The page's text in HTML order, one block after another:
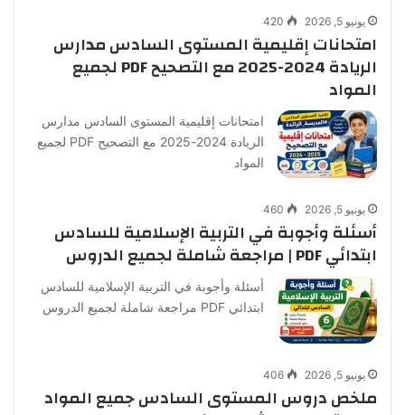
يونيو 5, 2026 420
امتحانات إقليمية المستوى السادس مدارس
الريادة 2024-2025 مع التصحيح PDF لجميع
المواد
امتحانات إقليمية المستوى السادس مدارس
الريادة 2024-2025 مع التصحيح PDF لجميع
المواد
يونيو 5, 2026 460
أسئلة وأجوبة في التربية الإسلامية للسادس
ابتدائي PDF | مراجعة شاملة لجميع الدروس
أسئلة وأجوبة في التربية الإسلامية للسادس
ابتدائي PDF مراجعة شاملة لجميع الدروس
يونيو 5, 2026 406
ملخص دروس المستوى السادس جميع المواد